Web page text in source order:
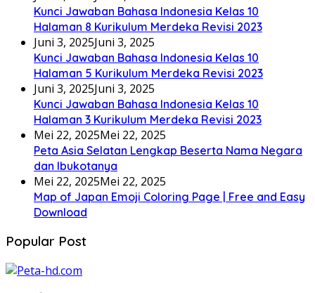
Kunci Jawaban Bahasa Indonesia Kelas 10
Halaman 8 Kurikulum Merdeka Revisi 2023
Juni 3, 2025Juni 3, 2025
Kunci Jawaban Bahasa Indonesia Kelas 10
Halaman 5 Kurikulum Merdeka Revisi 2023
Juni 3, 2025Juni 3, 2025
Kunci Jawaban Bahasa Indonesia Kelas 10
Halaman 3 Kurikulum Merdeka Revisi 2023
Mei 22, 2025Mei 22, 2025
Peta Asia Selatan Lengkap Beserta Nama Negara
dan Ibukotanya
Mei 22, 2025Mei 22, 2025
Map of Japan Emoji Coloring Page | Free and Easy
Download
Popular Post